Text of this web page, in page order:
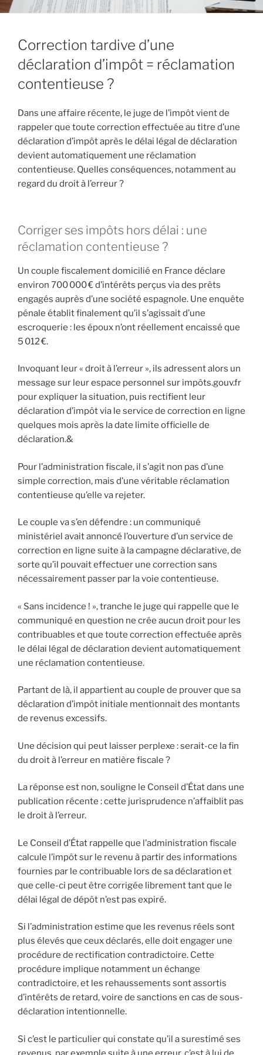
Correction tardive d’une
déclaration d’impôt = réclamation
contentieuse ?
Dans une affaire récente, le juge de l’impôt vient de
rappeler que toute correction effectuée au titre d’une
déclaration d’impôt après le délai légal de déclaration
devient automatiquement une réclamation
contentieuse. Quelles conséquences, notamment au
regard du droit à l’erreur ?
Corriger ses impôts hors délai : une
réclamation contentieuse ?
Un couple fiscalement domicilié en France déclare
environ 700 000 € d’intérêts perçus via des prêts
engagés auprès d’une société espagnole. Une enquête
pénale établit finalement qu’il s’agissait d’une
escroquerie : les époux n’ont réellement encaissé que
5 012 €.
Invoquant leur « droit à l’erreur », ils adressent alors un
message sur leur espace personnel sur impôts.gouv.fr
pour expliquer la situation, puis rectifient leur
déclaration d’impôt via le service de correction en ligne
quelques mois après la date limite officielle de
déclaration.&
Pour l’administration fiscale, il s’agit non pas d’une
simple correction, mais d’une véritable réclamation
contentieuse qu’elle va rejeter.
Le couple va s’en défendre : un communiqué
ministériel avait annoncé l’ouverture d’un service de
correction en ligne suite à la campagne déclarative, de
sorte qu’il pouvait effectuer une correction sans
nécessairement passer par la voie contentieuse.
« Sans incidence ! », tranche le juge qui rappelle que le
communiqué en question ne crée aucun droit pour les
contribuables et que toute correction effectuée après
le délai légal de déclaration devient automatiquement
une réclamation contentieuse.
Partant de là, il appartient au couple de prouver que sa
déclaration d’impôt initiale mentionnait des montants
de revenus excessifs.
Une décision qui peut laisser perplexe : serait-ce la fin
du droit à l’erreur en matière fiscale ?
La réponse est non, souligne le Conseil d’État dans une
publication récente : cette jurisprudence n’affaiblit pas
le droit à l’erreur.
Le Conseil d’État rappelle que l’administration fiscale
calcule l’impôt sur le revenu à partir des informations
fournies par le contribuable lors de sa déclaration et
que celle-ci peut être corrigée librement tant que le
délai légal de dépôt n’est pas expiré.
Si l’administration estime que les revenus réels sont
plus élevés que ceux déclarés, elle doit engager une
procédure de rectification contradictoire. Cette
procédure implique notamment un échange
contradictoire, et les rehaussements sont assortis
d’intérêts de retard, voire de sanctions en cas de sous-
déclaration intentionnelle.
Si c’est le particulier qui constate qu’il a surestimé ses